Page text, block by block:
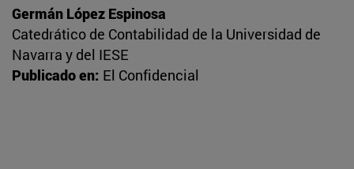
Germán López Espinosa
Catedrático de Contabilidad de la Universidad de
Navarra y del IESE
Publicado en: El Confidencial